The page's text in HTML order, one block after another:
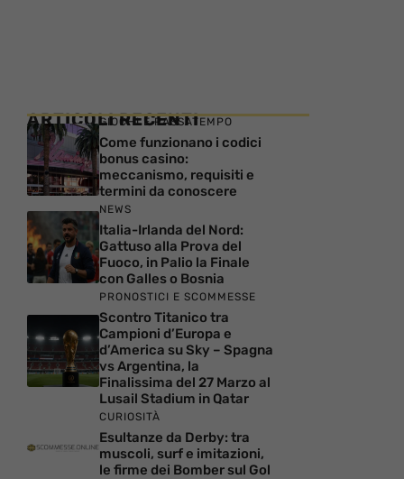
ARTICOLI RECENTI
GIOCHI E PASSATEMPO
Come funzionano i codici
bonus casino:
meccanismo, requisiti e
termini da conoscere
NEWS
Italia-Irlanda del Nord:
Gattuso alla Prova del
Fuoco, in Palio la Finale
con Galles o Bosnia
PRONOSTICI E SCOMMESSE
Scontro Titanico tra
Campioni d’Europa e
d’America su Sky – Spagna
vs Argentina, la
Finalissima del 27 Marzo al
Lusail Stadium in Qatar
CURIOSITÀ
Esultanze da Derby: tra
muscoli, surf e imitazioni,
le firme dei Bomber sul Gol